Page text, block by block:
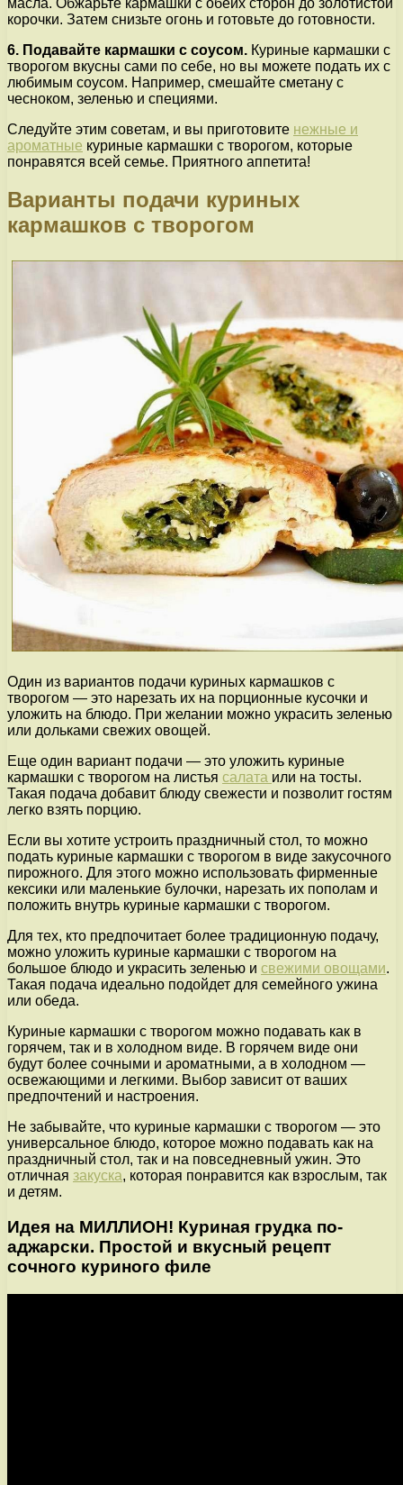
корочки. Затем снизьте огонь и готовьте до готовности.
6. Подавайте кармашки с соусом. Куриные кармашки с
творогом вкусны сами по себе, но вы можете подать их с
любимым соусом. Например, смешайте сметану с
чесноком, зеленью и специями.
Следуйте этим советам, и вы приготовите нежные и
ароматные куриные кармашки с творогом, которые
понравятся всей семье. Приятного аппетита!
Варианты подачи куриных
кармашков с творогом
Один из вариантов подачи куриных кармашков с
творогом — это нарезать их на порционные кусочки и
уложить на блюдо. При желании можно украсить зеленью
или дольками свежих овощей.
Еще один вариант подачи — это уложить куриные
кармашки с творогом на листья салата или на тосты.
Такая подача добавит блюду свежести и позволит гостям
легко взять порцию.
Если вы хотите устроить праздничный стол, то можно
подать куриные кармашки с творогом в виде закусочного
пирожного. Для этого можно использовать фирменные
кексики или маленькие булочки, нарезать их пополам и
положить внутрь куриные кармашки с творогом.
Для тех, кто предпочитает более традиционную подачу,
можно уложить куриные кармашки с творогом на
большое блюдо и украсить зеленью и свежими овощами.
Такая подача идеально подойдет для семейного ужина
или обеда.
Куриные кармашки с творогом можно подавать как в
горячем, так и в холодном виде. В горячем виде они
будут более сочными и ароматными, а в холодном —
освежающими и легкими. Выбор зависит от ваших
предпочтений и настроения.
Не забывайте, что куриные кармашки с творогом — это
универсальное блюдо, которое можно подавать как на
праздничный стол, так и на повседневный ужин. Это
отличная закуска, которая понравится как взрослым, так
и детям.
Идея на МИЛЛИОН! Куриная грудка по-
аджарски. Простой и вкусный рецепт
сочного куриного филе